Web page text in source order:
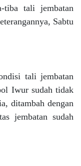
tiba tali jembatan
Sabtu
tali jembatan
Iwur sudah tidak
ditambah dengan
jembatan sudah